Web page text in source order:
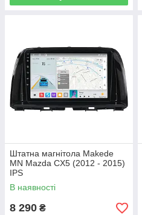
Штатна магнітола Makede
MN Mazda CX5 (2012 - 2015)
IPS
В наявності
8 290 ₴